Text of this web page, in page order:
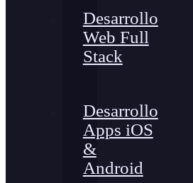
Desarrollo
Web Full
Stack
Desarrollo
Apps iOS
&
Android